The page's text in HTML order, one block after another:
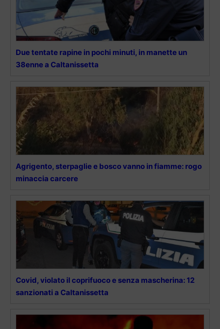
Due tentate rapine in pochi minuti, in manette un
38enne a Caltanissetta
Agrigento, sterpaglie e bosco vanno in fiamme: rogo
minaccia carcere
Covid, violato il coprifuoco e senza mascherina: 12
sanzionati a Caltanissetta